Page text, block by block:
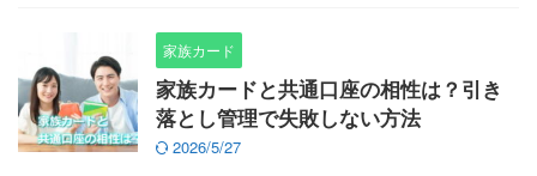
家族カード
家族カードと共通口座の相性は？引き
落とし管理で失敗しない方法
2026/5/27